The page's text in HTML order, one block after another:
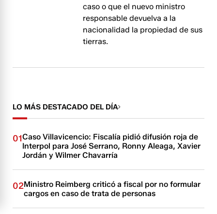
caso o que el nuevo ministro
responsable devuelva a la
nacionalidad la propiedad de sus
tierras.
LO MÁS DESTACADO DEL DÍA
01Caso Villavicencio: Fiscalía pidió difusión roja de
Interpol para José Serrano, Ronny Aleaga, Xavier
Jordán y Wilmer Chavarría
02Ministro Reimberg criticó a fiscal por no formular
cargos en caso de trata de personas